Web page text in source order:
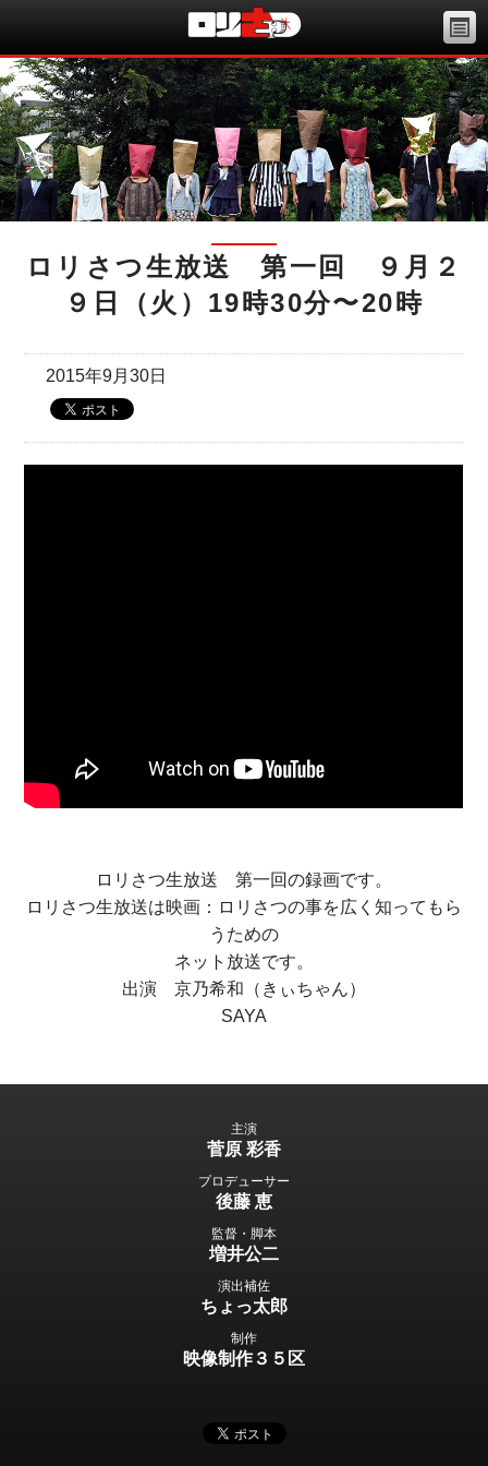
ロリさつ生放送 第一回 ９月２
９日（火）19時30分〜20時
2015年9月30日
ロリさつ生放送 第一回の録画です。
ロリさつ生放送は映画：ロリさつの事を広く知ってもら
うための
ネット放送です。
出演 京乃希和（きぃちゃん）
SAYA
主演
菅原 彩香
プロデューサー
後藤 恵
監督・脚本
増井公二
演出補佐
ちょっ太郎
制作
映像制作３５区